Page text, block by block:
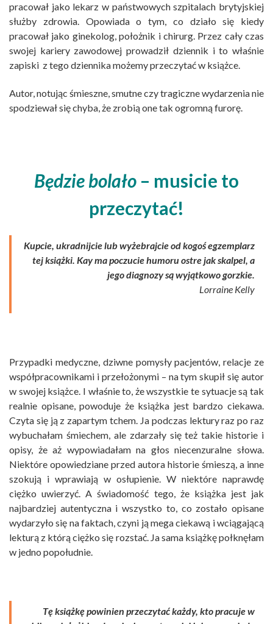
pracował jako lekarz w państwowych szpitalach brytyjskiej
służby zdrowia. Opowiada o tym, co działo się kiedy
pracował jako ginekolog, położnik i chirurg. Przez cały czas
swojej kariery zawodowej prowadził dziennik i to właśnie
zapiski z tego dziennika możemy przeczytać w książce.
Autor, notując śmieszne, smutne czy tragiczne wydarzenia nie
spodziewał się chyba, że zrobią one tak ogromną furorę.
Będzie bolało – musicie to
przeczytać!
Kupcie, ukradnijcie lub wyżebrajcie od kogoś egzemplarz
tej książki. Kay ma poczucie humoru ostre jak skalpel, a
jego diagnozy są wyjątkowo gorzkie.
Lorraine Kelly
Przypadki medyczne, dziwne pomysły pacjentów, relacje ze
współpracownikami i przełożonymi – na tym skupił się autor
w swojej książce. I właśnie to, że wszystkie te sytuacje są tak
realnie opisane, powoduje że książka jest bardzo ciekawa.
Czyta się ją z zapartym tchem. Ja podczas lektury raz po raz
wybuchałam śmiechem, ale zdarzały się też takie historie i
opisy, że aż wypowiadałam na głos niecenzuralne słowa.
Niektóre opowiedziane przed autora historie śmieszą, a inne
szokują i wprawiają w osłupienie. W niektóre naprawdę
ciężko uwierzyć. A świadomość tego, że książka jest jak
najbardziej autentyczna i wszystko to, co zostało opisane
wydarzyło się na faktach, czyni ją mega ciekawą i wciągającą
lekturą z którą ciężko się rozstać. Ja sama książkę połknęłam
w jedno popołudnie.
Tę książkę powinien przeczytać każdy, kto pracuje w